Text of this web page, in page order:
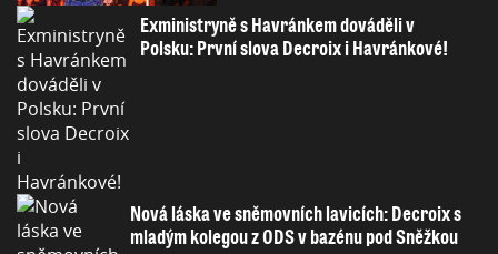
Exministryně s Havránkem dováděli v
Polsku: První slova Decroix i Havránkové!
Nová láska ve sněmovních lavicích: Decroix s
mladým kolegou z ODS v bazénu pod Sněžkou